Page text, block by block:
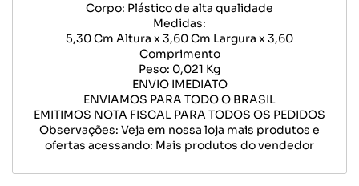
Corpo: Plástico de alta qualidade
Medidas:
5,30 Cm Altura x 3,60 Cm Largura x 3,60
Comprimento
Peso: 0,021 Kg
ENVIO IMEDIATO
ENVIAMOS PARA TODO O BRASIL
EMITIMOS NOTA FISCAL PARA TODOS OS PEDIDOS
Observações: Veja em nossa loja mais produtos e
ofertas acessando: Mais produtos do vendedor